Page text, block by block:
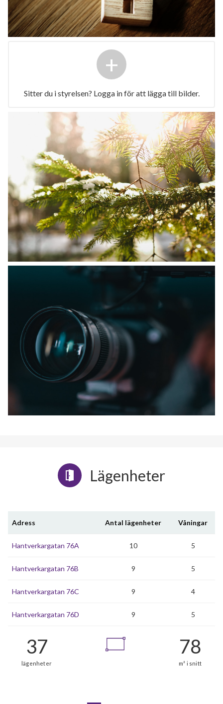
+
Sitter du i styrelsen? Logga in för att lägga till bilder.
Lägenheter
Adress Antal lägenheter Våningar
Hantverkargatan 76A 10 5
Hantverkargatan 76B 9 5
Hantverkargatan 76C 9 4
Hantverkargatan 76D 9 5